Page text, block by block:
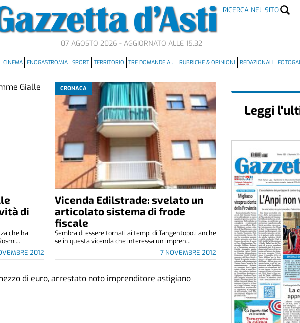
RICERCA NEL SITO
07 AGOSTO 2026 - AGGIORNATO ALLE 15.32
CINEMA ENOGASTROMIA SPORT TERRITORIO TRE DOMANDE A… RUBRICHE & OPINIONI REDAZIONALI
di
2012
che ha
CRONACA
Vicenda Edilstrade: svelato un
articolato sistema di frode
fiscale
7 NOVEMBRE 2012
Sembra di essere tornati ai tempi di Tangentopoli anche
se in questa vicenda che interessa un impren...
Leggi